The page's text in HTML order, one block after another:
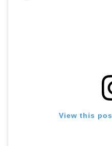
View this